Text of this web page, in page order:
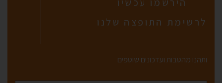
הירשמו עכשיו
לרשימת התופצה שלנו
ותהנו מהטבות ועדכונים שוטפים